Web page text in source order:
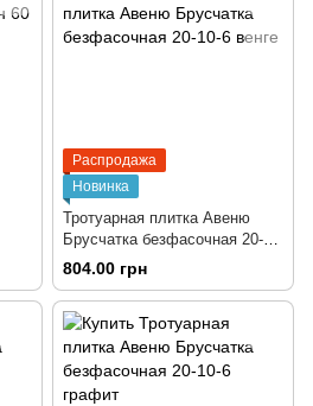
Распродажа
Новинка
Тротуарная плитка Авеню
Брусчатка безфасочная 20-
10-6 венге
804.00 грн